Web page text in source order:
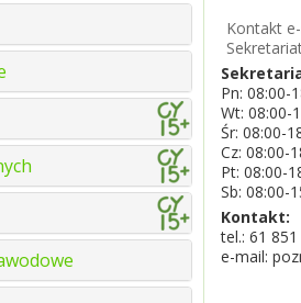
Kontakt
Pn: 08:00-
Wt: 08:00-
Śr: 08:00-
Cz: 08:00-
Pt: 08:00-
Sb: 08:00-
Kontakt:
tel.: 61 851
e-mail: